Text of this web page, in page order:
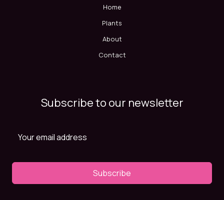
Home
Plants
About
Contact
Subscribe to our newsletter
Subscribe